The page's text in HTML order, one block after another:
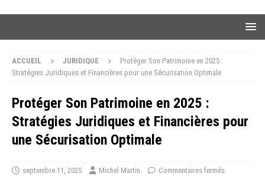
ACCUEIL JURIDIQUE
Protéger Son Patrimoine en 2025 :
Stratégies Juridiques et Financières pour une Sécurisation Optimale
Protéger Son Patrimoine en 2025 :
Stratégies Juridiques et Financières pour
une Sécurisation Optimale
septembre 11, 2025 Michel Martin Commentaires fermés